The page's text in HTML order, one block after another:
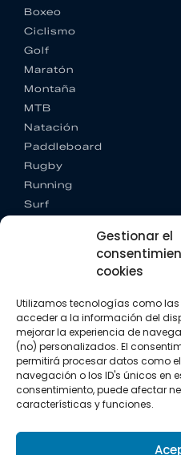
Gestionar el
cookies
Utilizamos tecnologías como
acceder a la información del
mejorar la experiencia de
(no) personalizados. El
permitirá procesar datos como
navegación o los ID's únicos en
consentimiento, puede afectar
características y funciones.
Boxeo
Ciclismo
Golf
Maratón
Montaña
MTB
Natación
Paddleboard
Rugby
Running
Surf
CONTACTO
+34 662 342 177
info@vkssport.com
SÍGUENOS